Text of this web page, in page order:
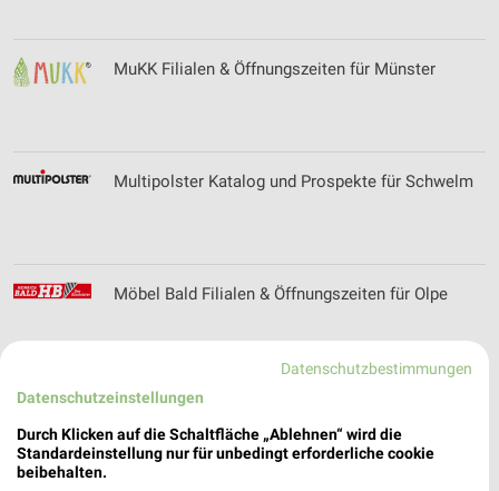
MuKK Filialen & Öffnungszeiten für Münster
Multipolster Katalog und Prospekte für Schwelm
Möbel Bald Filialen & Öffnungszeiten für Olpe
Möbel Beckhoff Filialen & Öffnungszeiten für
Verl
Datenschutzbestimmungen
Datenschutzeinstellungen
Durch Klicken auf die Schaltfläche „Ablehnen“ wird die
Standardeinstellung nur für unbedingt erforderliche cookie
beibehalten.